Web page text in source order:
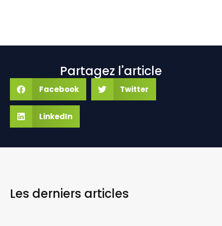
Partagez l'article
Facebook Twitter
LinkedIn
Les derniers articles